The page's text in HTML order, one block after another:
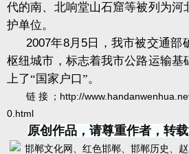
代的南、北响堂山石窟等被列为河
护单位。
2007年8月 5 日，我市被交通部
枢纽城市，标志着我市公路运输基
上了“国家户口”。
链接； http://
0.html
原创作品，请尊重作者，转